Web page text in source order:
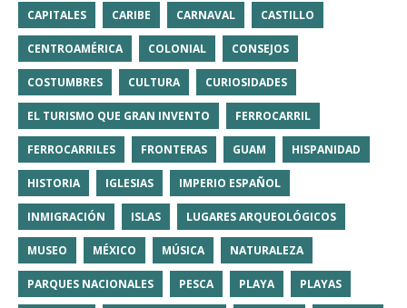
CAPITALES CARIBE CARNAVAL CASTILLO
CENTROAMÉRICA COLONIAL CONSEJOS
COSTUMBRES CULTURA CURIOSIDADES
EL TURISMO QUE GRAN INVENTO FERROCARRIL
FERROCARRILES FRONTERAS GUAM HISPANIDAD
HISTORIA IGLESIAS IMPERIO ESPAÑOL
INMIGRACIÓN ISLAS LUGARES ARQUEOLÓGICOS
MUSEO MÉXICO MÚSICA NATURALEZA
PARQUES NACIONALES PESCA PLAYA PLAYAS